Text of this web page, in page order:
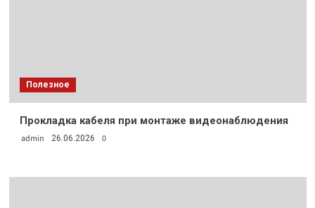
Полезное
Прокладка кабеля при монтаже видеонаблюдения
admin 26.06.2026 0